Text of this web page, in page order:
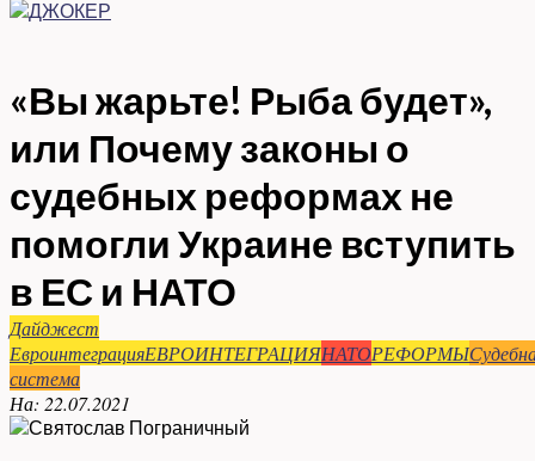
«Вы жарьте! Рыба будет»,
или Почему законы о
судебных реформах не
помогли Украине вступить
в ЕС и НАТО
Дайджест
ЕвроинтеграцияЕВРОИНТЕГРАЦИЯНАТОРЕФОРМЫ
система
На: 22.07.2021